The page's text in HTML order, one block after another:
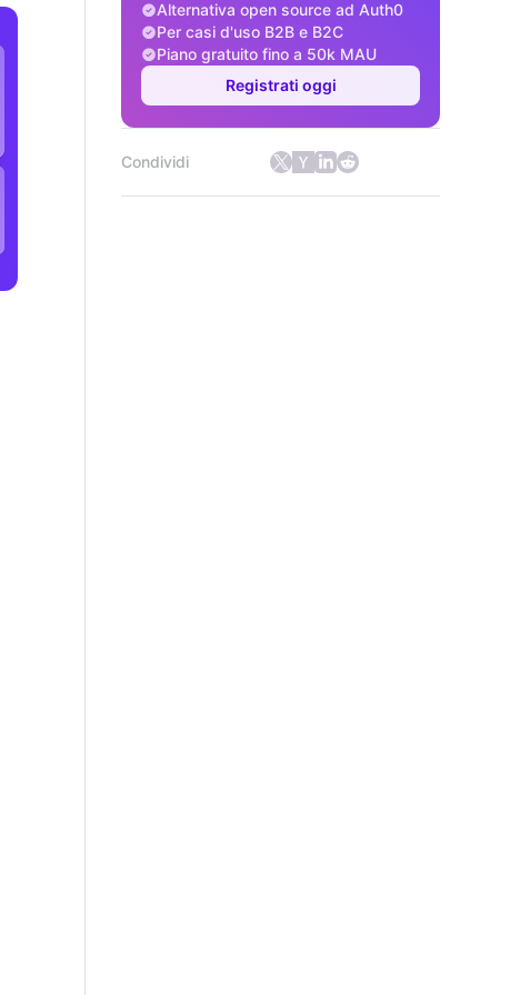
Alternativa open source ad Auth0
Per casi d'uso B2B e B2C
Piano gratuito fino a 50k MAU
Registrati oggi
Condividi